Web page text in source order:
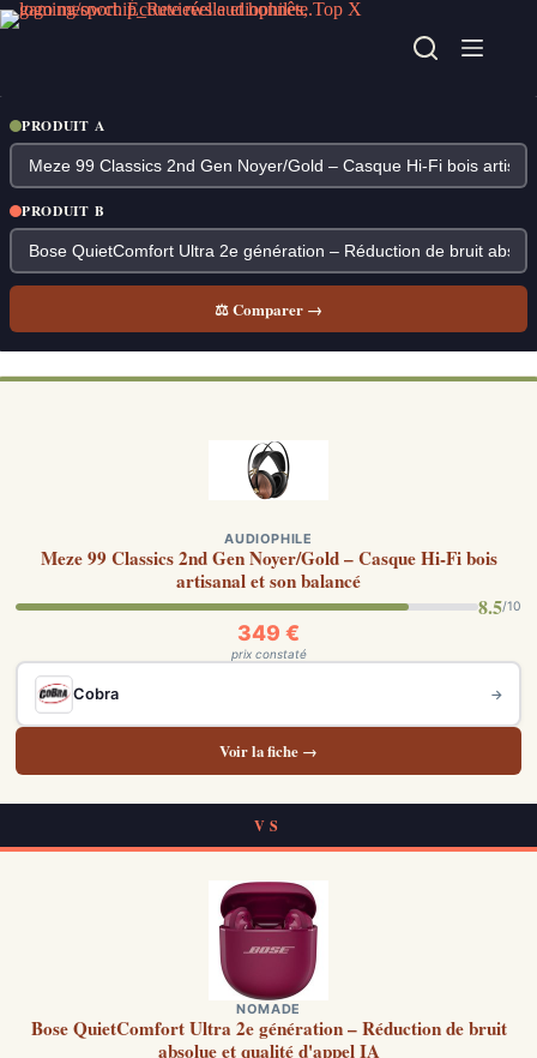
Passer
au
PRODUIT A
PRODUIT B
⚖ Comparer →
AUDIOPHILE
Meze 99 Classics 2nd Gen Noyer/Gold – Casque Hi-Fi bois
artisanal et son balancé
8.5/10
349 €
prix constaté
Cobra →
Voir la fiche →
VS
NOMADE
Bose QuietComfort Ultra 2e génération – Réduction de bruit
absolue et qualité d'appel IA